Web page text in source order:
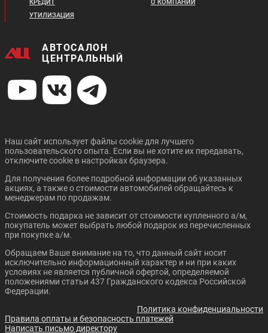
КРЕДИТ
УТИЛИЗАЦИЯ
О КОМПАНИИ
АВТОСАЛОН
ЦЕНТРАЛЬНЫЙ
Наш сайт использует файлы cookie для лучшего
пользовательского опыта. Если вы не хотите их передавать,
отключите cookie в настройках браузера.
Для получения более подробной информации об указанных
акциях, а также о стоимости автомобилей обращайтесь к
менеджерам по продажам.
Стоимость подарка не зависит от стоимости купленного а/м,
покупатель может выбрать любой подарок из перечисленных
при покупке а/м.
Обращаем Ваше внимание на то, что данный сайт носит
исключительно информационный характер и ни при каких
условиях не является публичной офертой, определяемой
положениями статьи 437 Гражданского кодекса Российской
Федерации.
Политика конфиденциальности
Правила оплаты и безопасность платежей
Написать письмо директору